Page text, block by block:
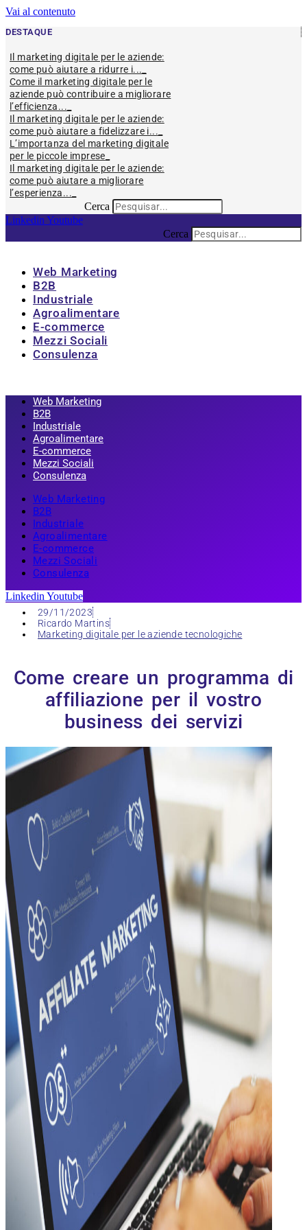
Vai al contenuto
DESTAQUE
Il marketing digitale per le aziende:
come può aiutare a ridurre i...
Come il marketing digitale per le
aziende può contribuire a migliorare
l’efficienza...
Il marketing digitale per le aziende:
come può aiutare a fidelizzare i...
L’importanza del marketing digitale
per le piccole imprese
Il marketing digitale per le aziende:
come può aiutare a migliorare
l’esperienza...
Cerca
Linkedin Youtube
Cerca
Web Marketing
B2B
Industriale
Agroalimentare
E-commerce
Mezzi Sociali
Consulenza
Web Marketing
B2B
Industriale
Agroalimentare
E-commerce
Mezzi Sociali
Consulenza
Web Marketing
B2B
Industriale
Agroalimentare
E-commerce
Mezzi Sociali
Consulenza
Linkedin Youtube
29/11/2023
Ricardo Martins
Marketing digitale per le aziende tecnologiche
Come creare un programma di
affiliazione per il vostro
business dei servizi